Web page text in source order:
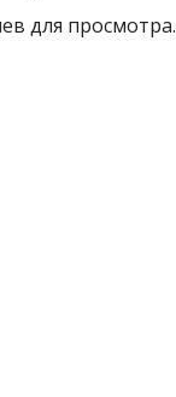
для просмотра.